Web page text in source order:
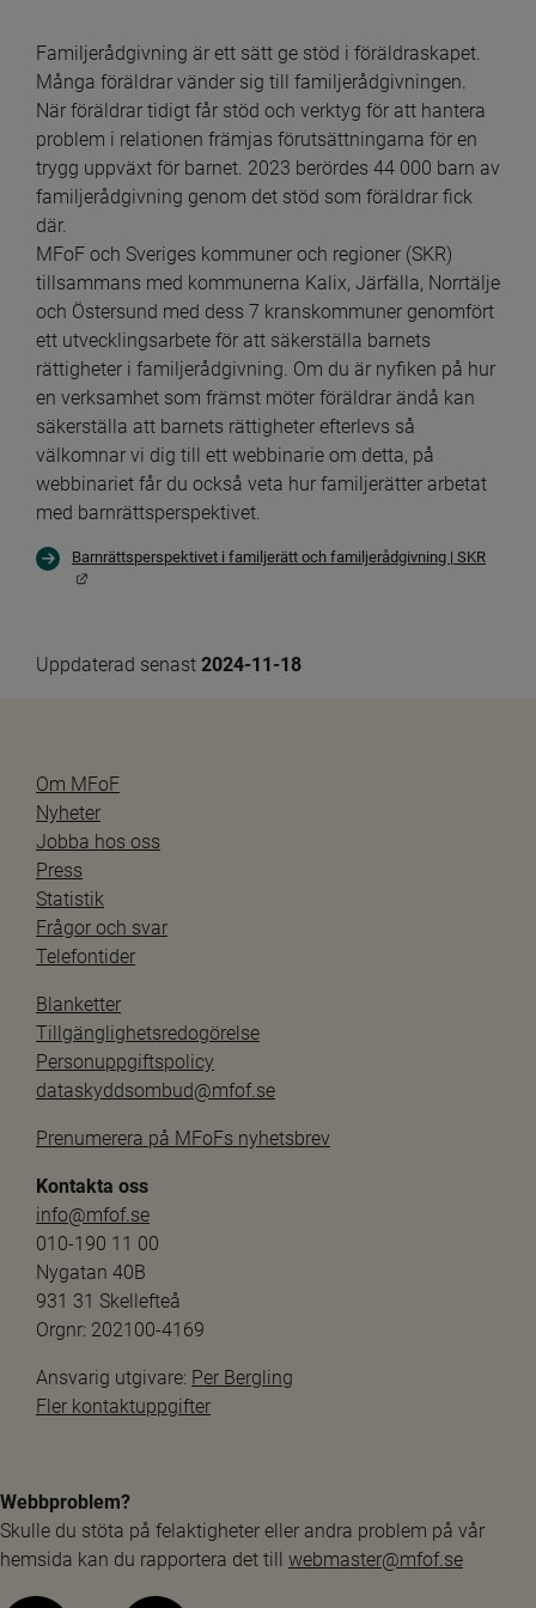
Familjerådgivning är ett sätt ge stöd i föräldraskapet.
Många föräldrar vänder sig till familjerådgivningen.
När föräldrar tidigt får stöd och verktyg för att hantera
problem i relationen främjas förutsättningarna för en
trygg uppväxt för barnet. 2023 berördes 44 000 barn av
familjerådgivning genom det stöd som föräldrar fick
där.
MFoF och Sveriges kommuner och regioner (SKR)
tillsammans med kommunerna Kalix, Järfälla, Norrtälje
och Östersund med dess 7 kranskommuner genomfört
ett utvecklingsarbete för att säkerställa barnets
rättigheter i familjerådgivning. Om du är nyfiken på hur
en verksamhet som främst möter föräldrar ändå kan
säkerställa att barnets rättigheter efterlevs så
välkomnar vi dig till ett webbinarie om detta, på
webbinariet får du också veta hur familjerätter arbetat
med barnrättsperspektivet.
Barnrättsperspektivet i familjerätt och familjerådgivning | SKR
Uppdaterad senast 2024-11-18
Om MFoF
Nyheter
Jobba hos oss
Press
Statistik
Frågor och svar
Telefontider
Blanketter
Tillgänglighetsredogörelse
Personuppgiftspolicy
dataskyddsombud@mfof.se
Prenumerera på MFoFs nyhetsbrev
Kontakta oss
info@mfof.se
010-190 11 00
Nygatan 40B
931 31 Skellefteå
Orgnr: 202100-4169
Ansvarig utgivare: Per Bergling
Fler kontaktuppgifter
Webbproblem?
Skulle du stöta på felaktigheter eller andra problem på vår
hemsida kan du rapportera det till webmaster@mfof.se